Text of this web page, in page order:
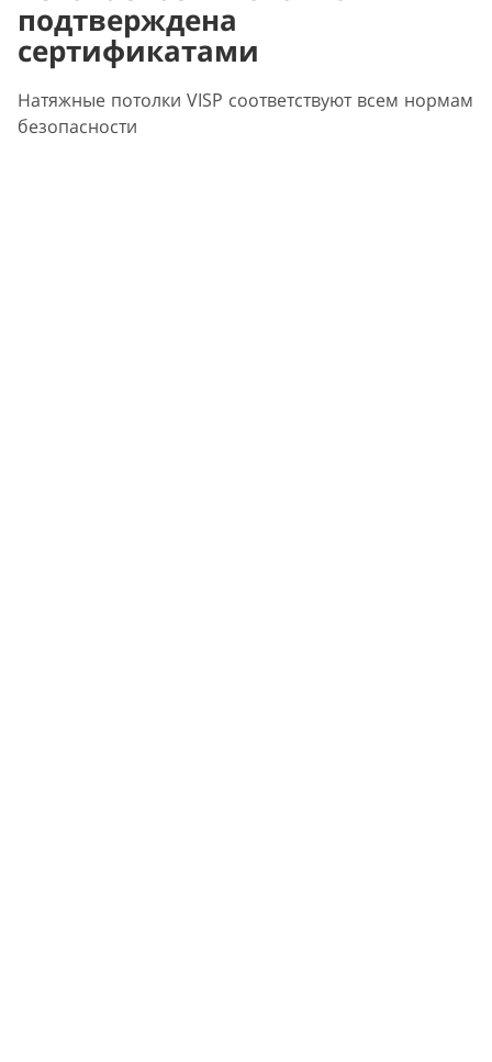
подтверждена
сертификатами
Натяжные потолки VISP соответствуют всем нормам
безопасности